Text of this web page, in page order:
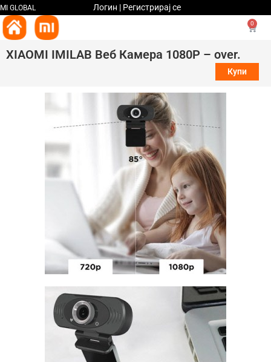
MI GLOBAL Логин | Регистрирај се
0
XIAOMI IMILAB Веб Камера 1080P – over.
Купи